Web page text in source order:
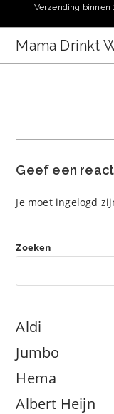
naar
inhoud
Verzending binnen
Mama Drinkt
Geef een
Je moet ingelogd
Zoeken
Aldi
Jumbo
Hema
Albert Heijn